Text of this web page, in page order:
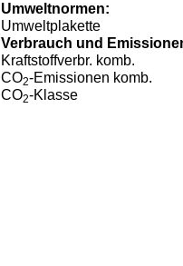
Umweltnormen:
Umweltplakette
Verbrauch und
Kraftstoffverbr. komb.
CO2-Emissionen komb.
CO2-Klasse